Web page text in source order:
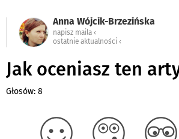
Anna Wójcik-Brzezińska
napisz maila ‹
ostatnie aktualności ‹
Jak oceniasz ten
Głosów: 8